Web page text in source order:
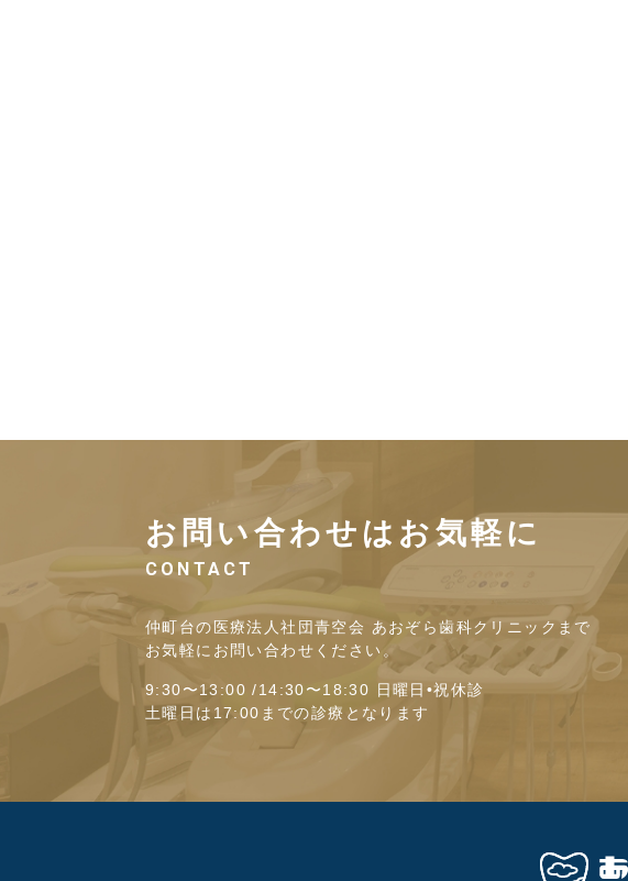
お問い合わせはお気軽に
CONTACT
仲町台の医療法人社団青空会 あおぞら歯科クリニックまで
お気軽にお問い合わせください。
9:30〜13:00 /14:30〜18:30 日曜日•祝休診
土曜日は17:00までの診療となります